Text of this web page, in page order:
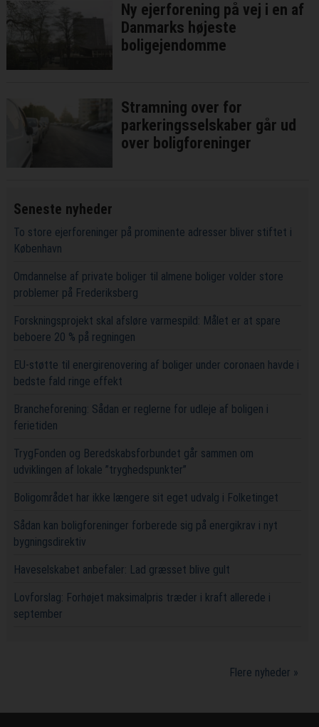
Ny ejerforening på vej i en af
Danmarks højeste
boligejendomme
Stramning over for
parkeringsselskaber går ud
over boligforeninger
Seneste nyheder
To store ejerforeninger på prominente adresser bliver stiftet i
København
Omdannelse af private boliger til almene boliger volder store
problemer på Frederiksberg
Forskningsprojekt skal afsløre varmespild: Målet er at spare
beboere 20 % på regningen
EU-støtte til energirenovering af boliger under coronaen havde i
bedste fald ringe effekt
Brancheforening: Sådan er reglerne for udleje af boligen i
ferietiden
TrygFonden og Beredskabsforbundet går sammen om
udviklingen af lokale ”tryghedspunkter”
Boligområdet har ikke længere sit eget udvalg i Folketinget
Sådan kan boligforeninger forberede sig på energikrav i nyt
bygningsdirektiv
Haveselskabet anbefaler: Lad græsset blive gult
Lovforslag: Forhøjet maksimalpris træder i kraft allerede i
september
Flere nyheder »